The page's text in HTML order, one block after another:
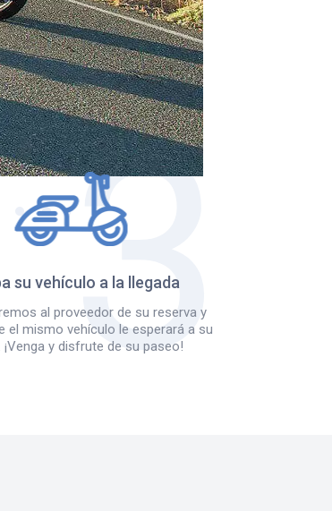
su vehículo a la llegada
al proveedor de su reserva y
el mismo vehículo le esperará a su
¡Venga y disfrute de su paseo!